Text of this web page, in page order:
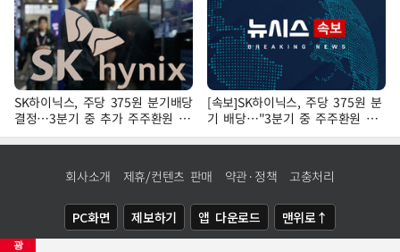
광
SK하이닉스, 주당 375원 분기배당
결정…3분기 중 추가 주주환원 발
표
[속보]SK하이닉스, 주당 375원 분
기 배당…"3분기 중 주주환원 방
안 확정"
회사소개 제휴/컨텐츠 판매 약관·정책 고충처리
PC화면 제보하기 앱 다운로드 맨위로↑